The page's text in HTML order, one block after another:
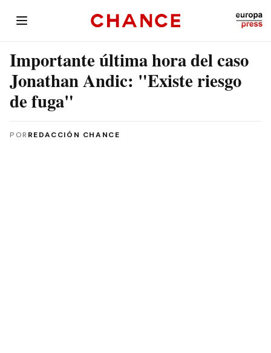
Importante última hora del caso
Jonathan Andic: "Existe riesgo
de fuga"
POR REDACCIÓN CHANCE